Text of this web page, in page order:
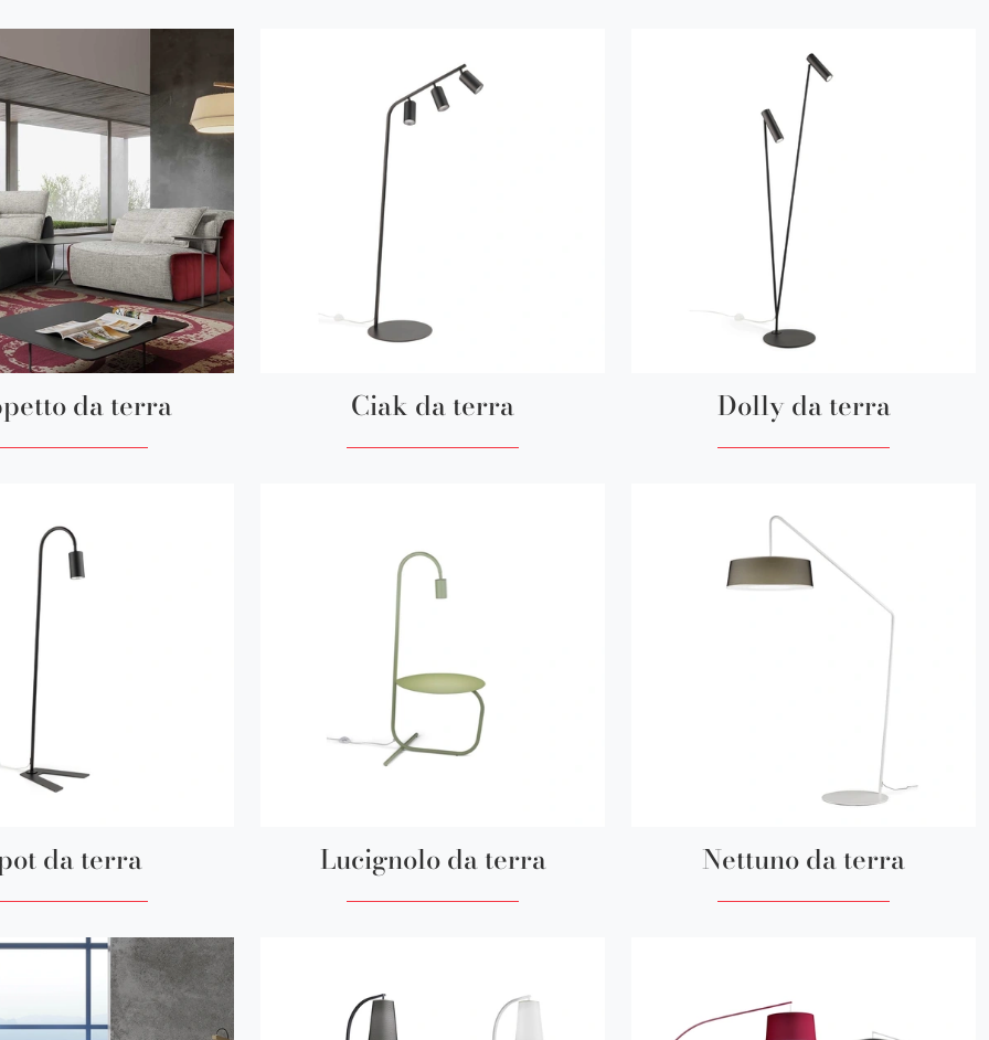
da terra Ciak da terra Dolly da terra
da terra Lucignolo da terra Nettuno da terra